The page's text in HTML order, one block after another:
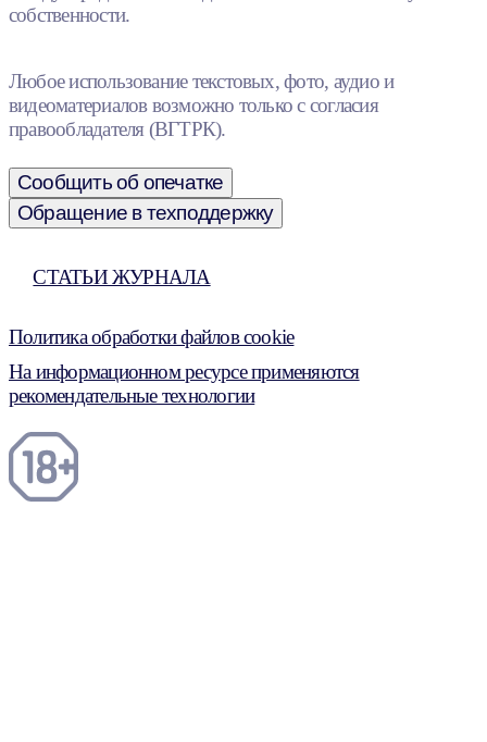
собственности.
Любое использование текстовых, фото, аудио и
видеоматериалов возможно только с согласия
правообладателя (ВГТРК).
Сообщить об опечатке
Обращение в техподдержку
СТАТЬИ ЖУРНАЛА
Политика обработки файлов cookie
На информационном ресурсе применяются
рекомендательные технологии